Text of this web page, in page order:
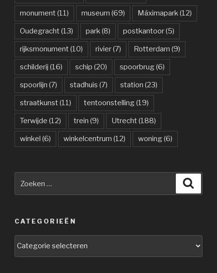
monument(11) museum (69) Máximapark(12)
Oudegracht(13) park(8) postkantoor(5)
rijksmonument(10) rivier(7) Rotterdam (9)
schilderij (16) schip (20) spoorbrug(6)
spoorlijn (7) stadhuis (7) station (23)
straatkunst(11) tentoonstelling(19)
Terwijde (12) trein (9) Utrecht(188)
winkel (6) winkelcentrum (12) woning(6)
CATEGORIEËN